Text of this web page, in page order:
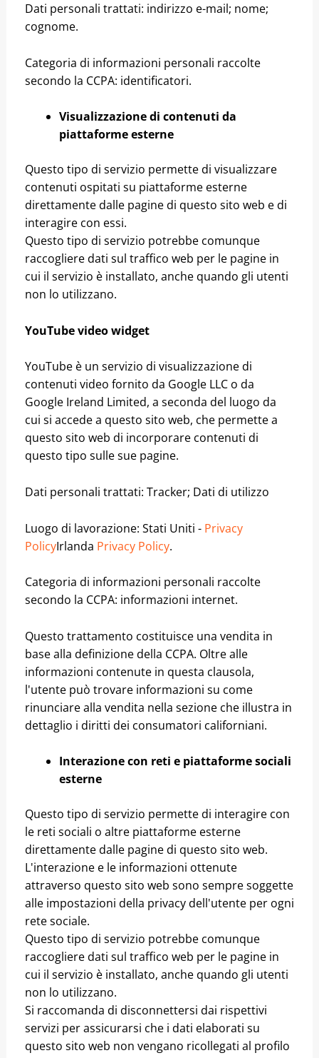
Dati personali trattati: indirizzo e-mail; nome;
cognome.
Categoria di informazioni personali raccolte
secondo la CCPA: identificatori.
Visualizzazione di contenuti da
piattaforme esterne
Questo tipo di servizio permette di visualizzare
contenuti ospitati su piattaforme esterne
direttamente dalle pagine di questo sito web e di
interagire con essi.
Questo tipo di servizio potrebbe comunque
raccogliere dati sul traffico web per le pagine in
cui il servizio è installato, anche quando gli utenti
non lo utilizzano.
YouTube video widget
YouTube è un servizio di visualizzazione di
contenuti video fornito da Google LLC o da
Google Ireland Limited, a seconda del luogo da
cui si accede a questo sito web, che permette a
questo sito web di incorporare contenuti di
questo tipo sulle sue pagine.
Dati personali trattati: Tracker; Dati di utilizzo
Luogo di lavorazione: Stati Uniti - Privacy
PolicyIrlanda Privacy Policy.
Categoria di informazioni personali raccolte
secondo la CCPA: informazioni internet.
Questo trattamento costituisce una vendita in
base alla definizione della CCPA. Oltre alle
informazioni contenute in questa clausola,
l'utente può trovare informazioni su come
rinunciare alla vendita nella sezione che illustra in
dettaglio i diritti dei consumatori californiani.
Interazione con reti e piattaforme sociali
esterne
Questo tipo di servizio permette di interagire con
le reti sociali o altre piattaforme esterne
direttamente dalle pagine di questo sito web.
L'interazione e le informazioni ottenute
attraverso questo sito web sono sempre soggette
alle impostazioni della privacy dell'utente per ogni
rete sociale.
Questo tipo di servizio potrebbe comunque
raccogliere dati sul traffico web per le pagine in
cui il servizio è installato, anche quando gli utenti
non lo utilizzano.
Si raccomanda di disconnettersi dai rispettivi
servizi per assicurarsi che i dati elaborati su
questo sito web non vengano ricollegati al profilo